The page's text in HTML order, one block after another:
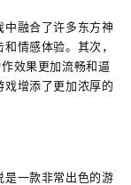
融合了许多东方神
情感体验。其次，
效果更加流畅和逼
增添了更加浓厚的
是一款非常出色的游